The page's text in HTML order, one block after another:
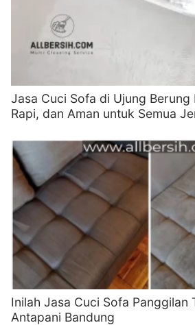
Jasa Cuci Sofa di Ujung Berung
Rapi, dan Aman untuk Semua
Inilah Jasa Cuci Sofa Panggilan
Antapani Bandung